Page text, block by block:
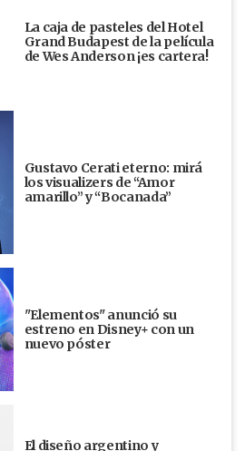
La caja de pasteles del Hotel
Grand Budapest de la película
de Wes Anderson ¡es cartera!
Gustavo Cerati eterno: mirá
los visualizers de “Amor
amarillo” y “Bocanada”
"Elementos" anunció su
estreno en Disney+ con un
nuevo póster
El diseño argentino y